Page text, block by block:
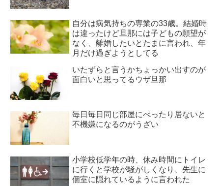
自分は病気持ちの専業の33歳。結婚時
は違ったけど旦那には子どもの願望が
なく、離婚したいとたまに言われ、年
月だけ過ぎようとしてる
いたずらと言うかちょっかい出すのが
面白いと思ってるウザ旦那
毎日毎日同じ部屋にべったり居ないと
不機嫌になるのがうざい
小学校低学年の時、休み時間にトイレ
に行くと学校が騒がしくなり、先生に
個室に隠れているように言われた